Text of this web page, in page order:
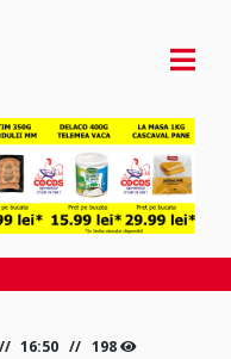
16:50 198